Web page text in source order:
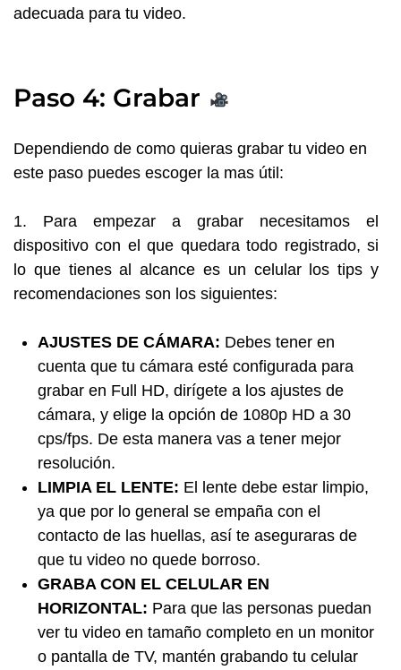
adecuada para tu video.
Paso 4: Grabar
Dependiendo de como quieras grabar tu video en
este paso puedes escoger la mas útil:
1. Para empezar a grabar necesitamos el
dispositivo con el que quedara todo registrado, si
lo que tienes al alcance es un celular los tips y
recomendaciones son los siguientes:
AJUSTES DE CÁMARA: Debes tener en
cuenta que tu cámara esté configurada para
grabar en Full HD, dirígete a los ajustes de
cámara, y elige la opción de 1080p HD a 30
cps/fps. De esta manera vas a tener mejor
resolución.
LIMPIA EL LENTE: El lente debe estar limpio,
ya que por lo general se empaña con el
contacto de las huellas, así te aseguraras de
que tu video no quede borroso.
GRABA CON EL CELULAR EN
HORIZONTAL: Para que las personas puedan
ver tu video en tamaño completo en un monitor
o pantalla de TV, mantén grabando tu celular